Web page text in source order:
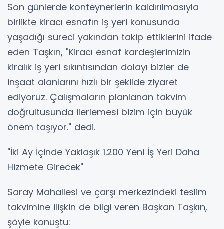
Son günlerde konteynerlerin kaldırılmasıyla
birlikte kiracı esnafın iş yeri konusunda
yaşadığı süreci yakından takip ettiklerini ifade
eden Taşkın, "Kiracı esnaf kardeşlerimizin
kiralık iş yeri sıkıntısından dolayı bizler de
inşaat alanlarını hızlı bir şekilde ziyaret
ediyoruz. Çalışmaların planlanan takvim
doğrultusunda ilerlemesi bizim için büyük
önem taşıyor." dedi.
"İki Ay İçinde Yaklaşık 1.200 Yeni İş Yeri Daha
Hizmete Girecek"
Saray Mahallesi ve çarşı merkezindeki teslim
takvimine ilişkin de bilgi veren Başkan Taşkın,
şöyle konuştu: